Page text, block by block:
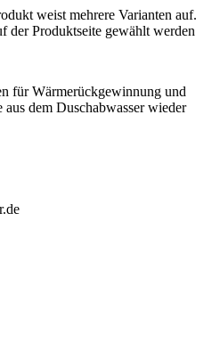
weist mehrere Varianten auf.
der Produktseite gewählt werden
für Wärmerückgewinnung und
dem Duschabwasser wieder